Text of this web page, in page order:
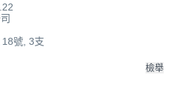
號, 3支
檢舉